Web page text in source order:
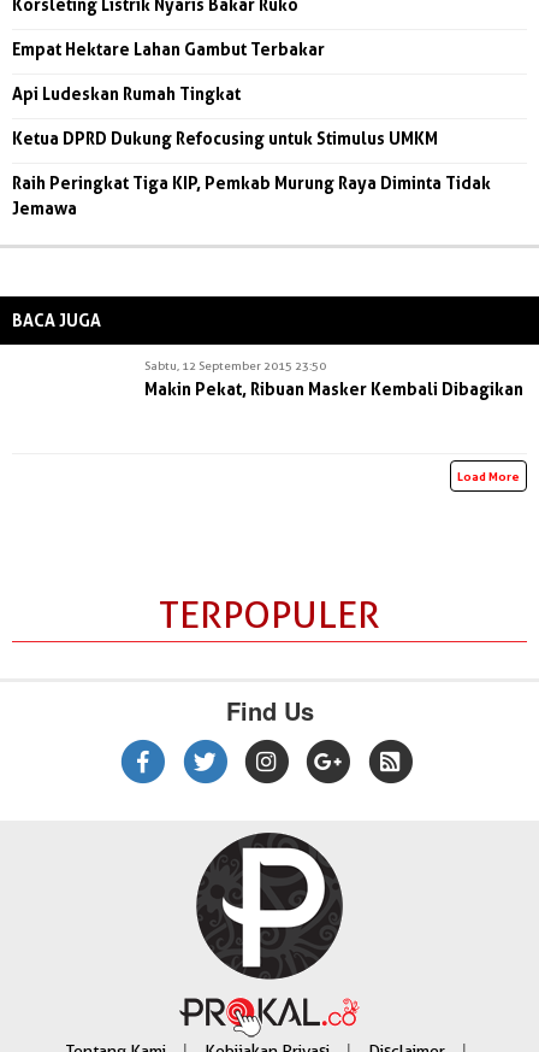
Empat Hektare Lahan Gambut Terbakar
Api Ludeskan Rumah Tingkat
Ketua DPRD Dukung Refocusing untuk Stimulus UMKM
Raih Peringkat Tiga KIP, Pemkab Murung Raya Diminta Tidak
Jemawa
BACA JUGA
Sabtu, 12 September 2015 23:50
Makin Pekat, Ribuan Masker Kembali Dibagikan
Load More
TERPOPULER
Find Us